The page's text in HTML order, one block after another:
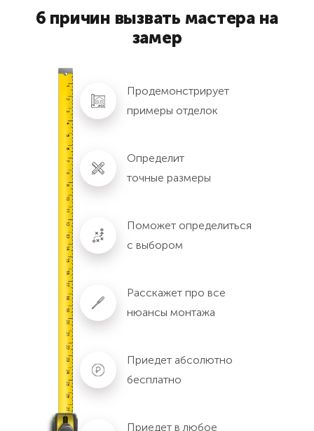
6 причин вызвать мастера на
замер
Продемонстрирует
примеры отделок
Определит
точные размеры
Поможет определиться
с выбором
Расскажет про все
нюансы монтажа
Приедет абсолютно
бесплатно
Приедет в любое